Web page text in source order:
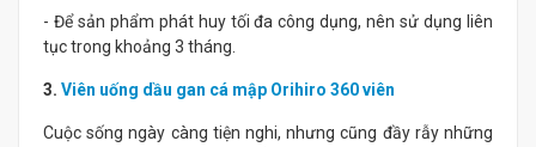
- Để sản phẩm phát huy tối đa công dụng, nên sử dụng liên
tục trong khoảng 3 tháng.
3. Viên uống dầu gan cá mập Orihiro 360 viên
Cuộc sống ngày càng tiện nghi, nhưng cũng đầy rẫy những